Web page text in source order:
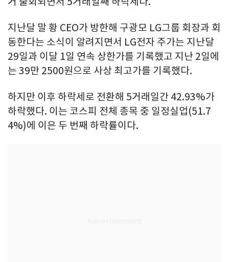
지난달 말 황 CEO가 방한해 구광모 LG그룹 회장과 회
동한다는 소식이 알려지면서 LG전자 주가는 지난달
29일과 이달 1일 연속 상한가를 기록했고 지난 2일에
는 39만 2500원으로 사상 최고가를 기록했다.
하지만 이후 하락세로 전환해 5거래일간 42.93%가
하락했다. 이는 코스피 전체 종목 중 일정실업(51.7
4%)에 이은 두 번째 하락률이다.